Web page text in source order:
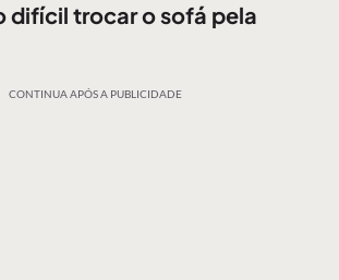
difícil trocar o sofá pela
CONTINUA APÓS A PUBLICIDADE